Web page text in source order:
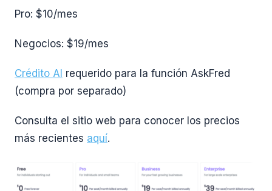
Pro: $10/mes
Negocios: $19/mes
Crédito AI requerido para la función AskFred
(compra por separado)
Consulta el sitio web para conocer los precios
más recientes aquí.